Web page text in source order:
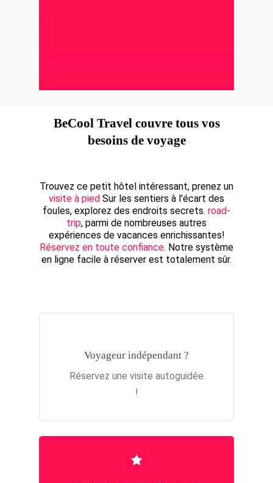
BeCool Travel couvre tous vos
besoins de voyage
Trouvez ce petit hôtel intéressant, prenez un
visite à pied Sur les sentiers à l'écart des
foules, explorez des endroits secrets. road-
trip, parmi de nombreuses autres
expériences de vacances enrichissantes!
Réservez en toute confiance. Notre système
en ligne facile à réserver est totalement sûr.
Voyageur indépendant ?
Réservez une visite autoguidée
!